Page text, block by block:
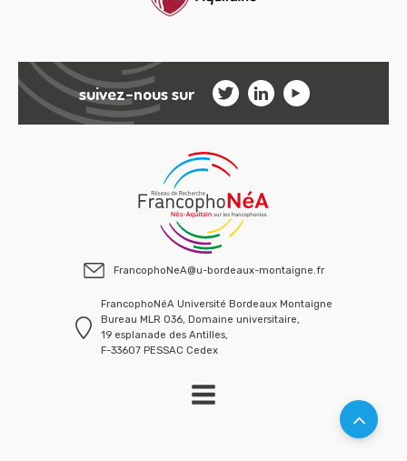
suivez-nous sur
FrancophoNeA@u-bordeaux-montaigne.fr
FrancophoNéA Université Bordeaux Montaigne
Bureau MLR 036, Domaine universitaire,
19 esplanade des Antilles,
F-33607 PESSAC Cedex